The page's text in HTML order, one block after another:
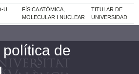
U
FÍSICA ATÒMICA,
MOLECULAR I NUCLEAR
TITULAR DE
UNIVERSIDAD
de